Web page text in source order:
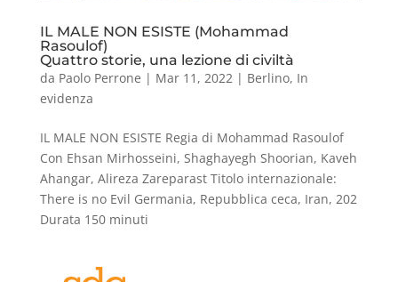
IL MALE NON ESISTE (Mohammad
Rasoulof)
Quattro storie, una lezione di civiltà
da Paolo Perrone | Mar 11, 2022| Berlino, In
evidenza
IL MALE NON ESISTE Regia di Mohammad Rasoulof
Con Ehsan Mirhosseini, Shaghayegh Shoorian, Kaveh
Ahangar, Alireza Zareparast Titolo internazionale:
There is no Evil Germania, Repubblica ceca, Iran, 202
Durata 150 minuti